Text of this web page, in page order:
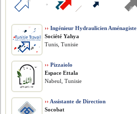
›› Ingénieur Hydraulicien Aménagiste
Société Yahya
Tunis, Tunisie
›› Pizzaiolo
Espace Ettala
Nabeul, Tunisie
›› Assistante de Direction
Socobat